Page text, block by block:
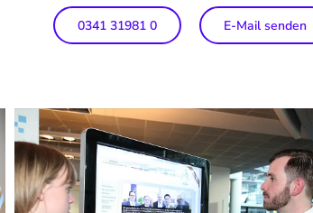
0341 31981 0 E-Mail senden